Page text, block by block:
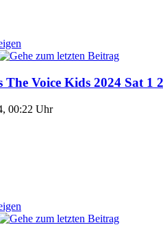
The Voice Kids 2024 Sat 1
00:22 Uhr